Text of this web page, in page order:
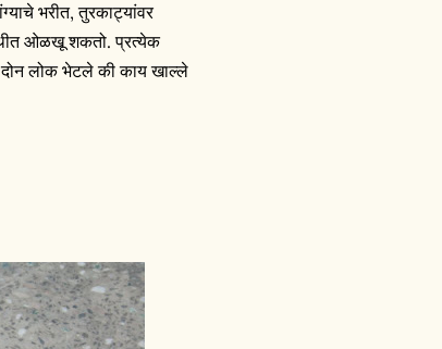
भरीत, तुरकाट्यांवर
ओळखू शकतो. प्रत्येक
दोन लोक भेटले की काय खाल्ले